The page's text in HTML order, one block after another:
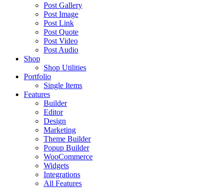
Post Gallery
Post Image
Post Link
Post Quote
Post Video
Post Audio
Shop
Shop Utilities
Portfolio
Single Items
Features
Builder
Editor
Design
Marketing
Theme Builder
Popup Builder
WooCommerce
Widgets
Integrations
All Features